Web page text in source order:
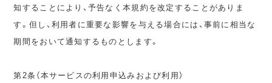
知することにより、予告なく本規約を改定することがありま
す。但し、利用者に重要な影響を与える場合には、事前に相当な
期間をおいて通知するものとします。
第2条（本サービスの利用申込みおよび利用）